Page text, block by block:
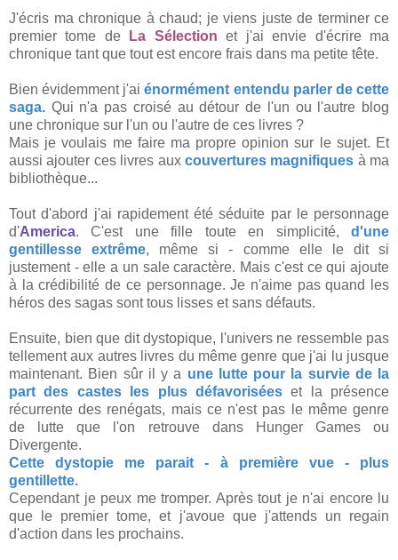
J'écris ma chronique à chaud; je viens juste de terminer ce
premier tome de
La Sélection et j'ai envie d'écrire ma
chronique tant que tout est encore frais dans ma petite tête.
Bien évidemment j'aiénormément entendu parler de cette
saga. Qui n'a pas croisé au détour de l'un ou l'autre blog
une chronique sur l'un ou l'autre de ces livres ?
Mais je voulais me faire ma propre opinion sur le sujet. Et
aussi ajouter ces livres aux couvertures magnifiques à ma
bibliothèque...
Tout d'abord j'ai rapidement été séduite par le personnage
d'America. C'est une fille toute en simplicité, d'une
gentillesse extrême, même si - comme elle le dit si
justement - elle a un sale caractère. Mais c'est ce qui ajoute
à la crédibilité de ce personnage. Je n'aime pas quand les
héros des sagas sont tous lisses et sans défauts.
Ensuite, bien que dit dystopique, l'univers ne ressemble pas
tellement aux autres livres du même genre que j'ai lu jusque
maintenant. Bien sûr il y a une lutte pour la survie de la
part des castes les plus défavoriséeset la présence
récurrente des renégats, mais ce n'est pas le même genre
de lutte que l'on retrouve dans Hunger Games ou
Divergente.
Cette dystopie me parait - à première vue - plus
gentillette.
Cependant je peux me tromper. Après tout je n'ai encore lu
que le premier tome, et j'avoue que j'attends un regain
d'action dans les prochains.